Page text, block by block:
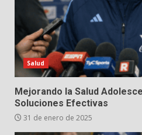
Salud
Mejorando la Salud
Soluciones Efectivas
31 de enero de 2025